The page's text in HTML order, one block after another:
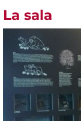
La sala